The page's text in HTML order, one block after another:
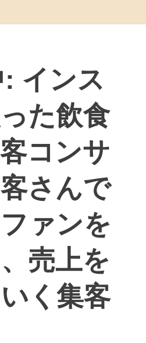
インス
た飲食
コンサ
さんで
ァンを
売上を
く集客